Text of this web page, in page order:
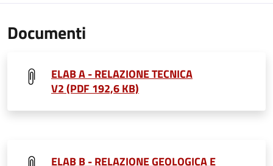
Documenti
ELAB A - RELAZIONE TECNICA
V2 (PDF 192,6 KB)
ELAB B - RELAZIONE GEOLOGICA E